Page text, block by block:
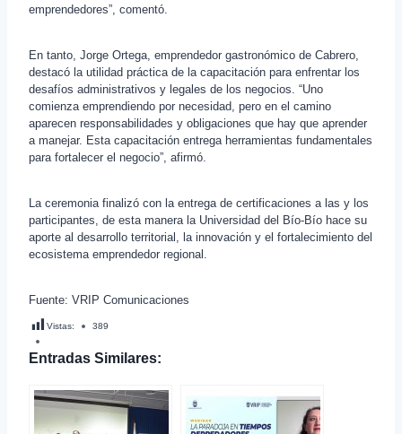
emprendedores”, comentó.
En tanto, Jorge Ortega, emprendedor gastronómico de Cabrero,
destacó la utilidad práctica de la capacitación para enfrentar los
desafíos administrativos y legales de los negocios. “Uno
comienza emprendiendo por necesidad, pero en el camino
aparecen responsabilidades y obligaciones que hay que aprender
a manejar. Esta capacitación entrega herramientas fundamentales
para fortalecer el negocio”, afirmó.
La ceremonia finalizó con la entrega de certificaciones a las y los
participantes, de esta manera la Universidad del Bío-Bío hace su
aporte al desarrollo territorial, la innovación y el fortalecimiento del
ecosistema emprendedor regional.
Fuente: VRIP Comunicaciones
Vistas: 389
Entradas Similares: